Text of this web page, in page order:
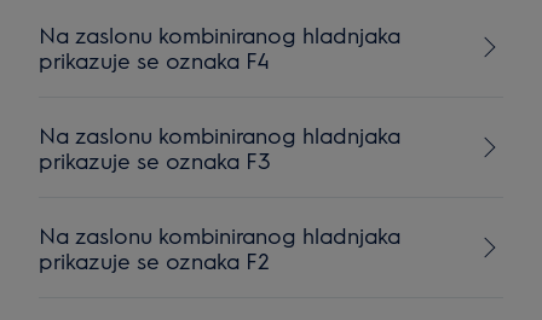
Na zaslonu kombiniranog hladnjaka
prikazuje se oznaka F4
Na zaslonu kombiniranog hladnjaka
prikazuje se oznaka F3
Na zaslonu kombiniranog hladnjaka
prikazuje se oznaka F2